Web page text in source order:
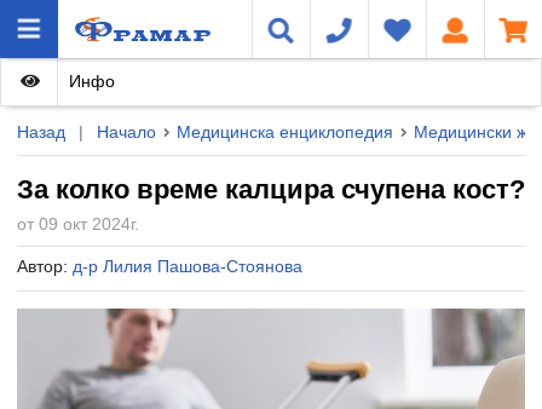
Назад | Начало Медицинска енциклопедия Медицински
За колко време калцира счупена кост?
от 09 окт 2024г.
Автор: д-р Лилия Пашова-Стоянова
Инфо